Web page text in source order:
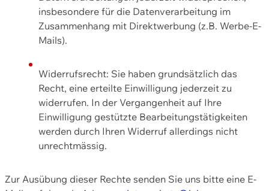
insbesondere für die Datenverarbeitung im
Zusammenhang mit Direktwerbung (z.B. Werbe-E-
Mails).
Widerrufsrecht: Sie haben grundsätzlich das
Recht, eine erteilte Einwilligung jederzeit zu
widerrufen. In der Vergangenheit auf Ihre
Einwilligung gestützte Bearbeitungstätigkeiten
werden durch Ihren Widerruf allerdings nicht
unrechtmässig.
Zur Ausübung dieser Rechte senden Sie uns bitte eine E-